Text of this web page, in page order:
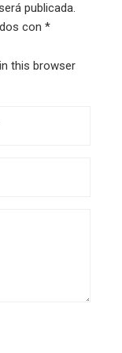
publicada.
con *
this browser